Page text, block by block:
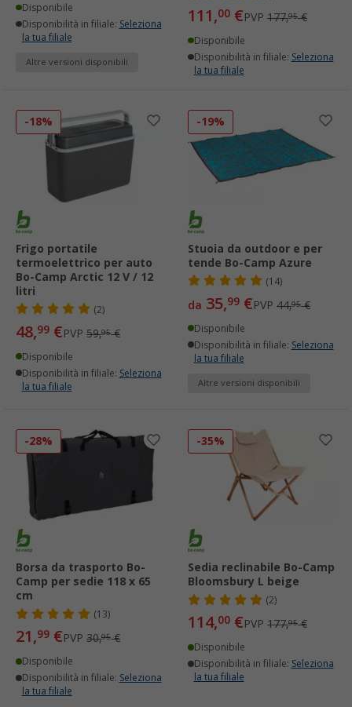
Disponibile
Disponibilità in filiale: Seleziona
la tua filiale
Altre versioni disponibili
111,00 €PVP 177,95€
Disponibile
Disponibilità in filiale: Seleziona
la tua filiale
-18%
Frigo portatile
termoelettrico per auto
Bo-Camp Arctic 12 V / 12
litri
(2)
48,99 €PVP 59,95€
Disponibile
Disponibilità in filiale: Seleziona
la tua filiale
-19%
Stuoia da outdoor e per
tende Bo-Camp Azure
(14)
da 35,99 €PVP 44,95€
Disponibile
Disponibilità in filiale: Seleziona
la tua filiale
Altre versioni disponibili
-28%
Borsa da trasporto Bo-
Camp per sedie 118 x 65
cm
(13)
21,99 €PVP 30,95€
Disponibile
Disponibilità in filiale: Seleziona
la tua filiale
-35%
Sedia reclinabile Bo-Camp
Bloomsbury L beige
(2)
114,00 €PVP 177,95€
Disponibile
Disponibilità in filiale: Seleziona
la tua filiale